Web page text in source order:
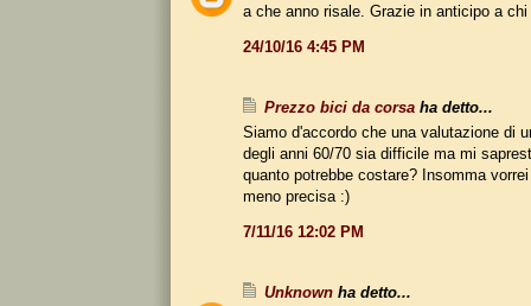
a che anno risale. Grazie in anticipo a
24/10/16 4:45 PM
Prezzo bici da corsa ha detto...
Siamo d'accordo che una valutazione di
degli anni 60/70 sia difficile ma mi
quanto potrebbe costare? Insomma
meno precisa :)
7/11/16 12:02 PM
Unknown ha detto...